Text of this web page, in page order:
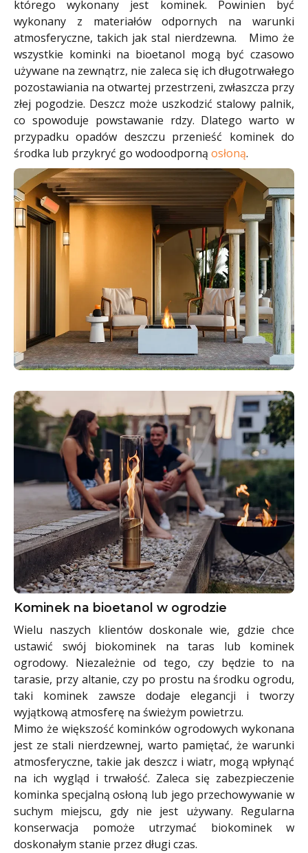
którego wykonany jest kominek. Powinien być
wykonany z materiałów odpornych na warunki
atmosferyczne, takich jak stal nierdzewna. Mimo że
wszystkie kominki na bioetanol mogą być czasowo
używane na zewnątrz, nie zaleca się ich długotrwałego
pozostawiania na otwartej przestrzeni, zwłaszcza przy
złej pogodzie. Deszcz może uszkodzić stalowy palnik,
co spowoduje powstawanie rdzy. Dlatego warto w
przypadku opadów deszczu przenieść kominek do
środka lub przykryć go wodoodporną osłoną.
Kominek na bioetanol w ogrodzie
Wielu naszych klientów doskonale wie, gdzie chce
ustawić swój biokominek na taras lub kominek
ogrodowy. Niezależnie od tego, czy będzie to na
tarasie, przy altanie, czy po prostu na środku ogrodu,
taki kominek zawsze dodaje elegancji i tworzy
wyjątkową atmosferę na świeżym powietrzu.
Mimo że większość kominków ogrodowych wykonana
jest ze stali nierdzewnej, warto pamiętać, że warunki
atmosferyczne, takie jak deszcz i wiatr, mogą wpłynąć
na ich wygląd i trwałość. Zaleca się zabezpieczenie
kominka specjalną osłoną lub jego przechowywanie w
suchym miejscu, gdy nie jest używany. Regularna
konserwacja pomoże utrzymać biokominek w
doskonałym stanie przez długi czas.